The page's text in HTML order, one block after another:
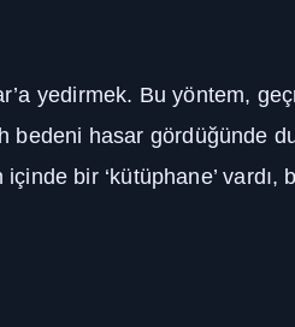
yedirmek. Bu yöntem,
hasar gördüğünde
içinde bir ‘kütüphane’